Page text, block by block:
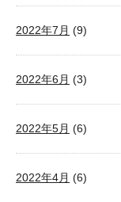
2022年7月 (9)
2022年6月 (3)
2022年5月 (6)
2022年4月 (6)